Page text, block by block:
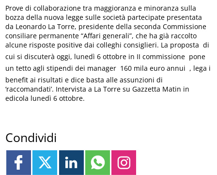
Prove di collaborazione tra maggioranza e minoranza sulla
bozza della nuova legge sulle società partecipate presentata
da Leonardo La Torre, presidente della seconda Commissione
consiliare permanente “Affari generali”, che ha già raccolto
alcune risposte positive dai colleghi consiglieri. La proposta  di
cui si discuterà oggi, lunedì 6 ottobre in II commissione  pone
un tetto agli stipendi dei manager  160 mila euro annui  , lega i
benefit ai risultati e dice basta alle assunzioni di
‘raccomandati’. Intervista a La Torre su Gazzetta Matin in
edicola lunedì 6 ottobre.
Condividi